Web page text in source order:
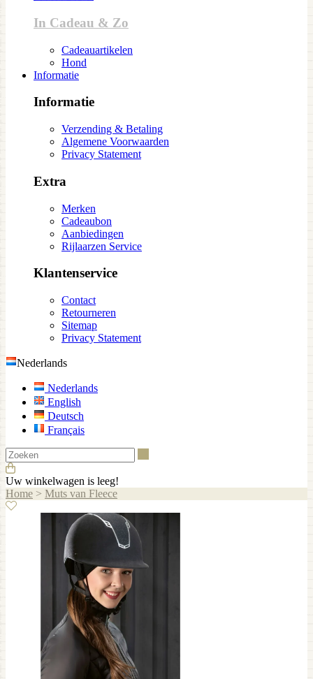
In Cadeau & Zo
Cadeauartikelen
Hond
Informatie
Informatie
Verzending & Betaling
Algemene Voorwaarden
Privacy Statement
Extra
Merken
Cadeaubon
Aanbiedingen
Rijlaarzen Service
Klantenservice
Contact
Retourneren
Sitemap
Privacy Statement
Nederlands
Nederlands
English
Deutsch
Français
Uw winkelwagen is leeg!
Home > Muts van Fleece